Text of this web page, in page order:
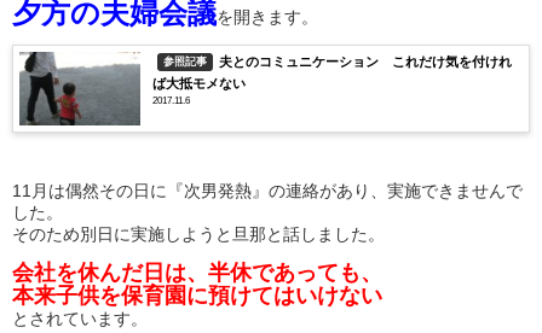
夕方の夫婦会議を開きます。
参照記事
夫とのコミュニケーション これだけ気を付けれ
ば大抵モメない
2017.11.6
11月は偶然その日に『次男発熱』の連絡があり、実施できませんで
した。
そのため別日に実施しようと旦那と話しました。
会社を休んだ日は、半休であっても、
本来子供を保育園に預けてはいけない
とされています。